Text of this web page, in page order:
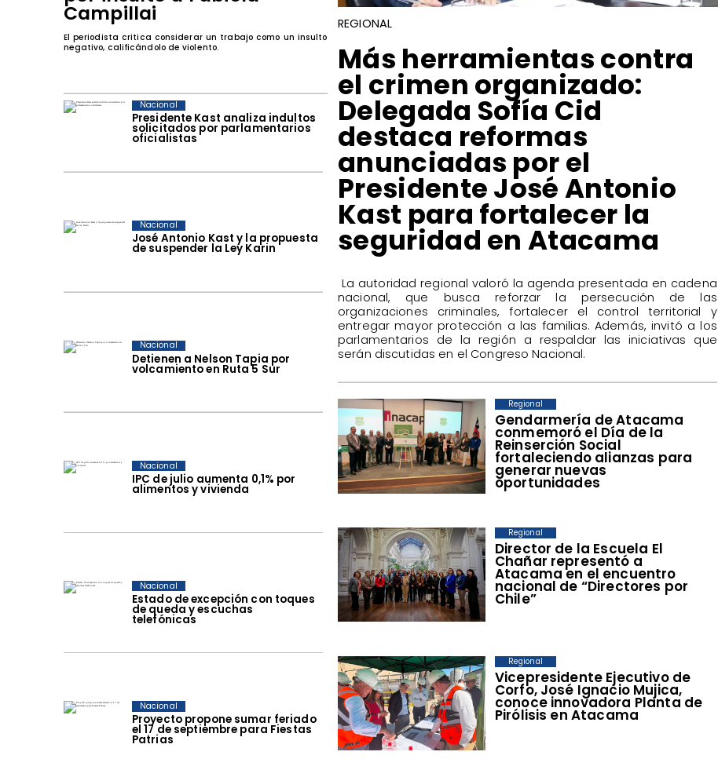
Presidente Kast analiza indultos
solicitados por parlamentarios
oficialistas
Nacional
José Antonio Kast y la propuesta
de suspender la Ley Karin
Nacional
Detienen a Nelson Tapia por
volcamiento en Ruta 5 Sur
Nacional
IPC de julio aumenta 0,1% por
alimentos y vivienda
Nacional
Estado de excepción con toques
de queda y escuchas
telefónicas
Nacional
Proyecto propone sumar feriado
el 17 de septiembre para Fiestas
Patrias
Nacional
​Gendarmería de Atacama
conmemoró el Día de la
Reinserción Social
fortaleciendo alianzas para
generar nuevas
oportunidades
Regional
​Director de la Escuela El
Chañar representó a
Atacama en el encuentro
nacional de “Directores por
Chile”
Regional
​Vicepresidente Ejecutivo de
Corfo, José Ignacio Mujica,
conoce innovadora Planta de
Pirólisis en Atacama
Regional
Campillai
El periodista critica considerar un trabajo como un insulto
negativo, calificándolo de violento.
REGIONAL
​Más herramientas contra
el crimen organizado:
Delegada Sofía Cid
destaca reformas
anunciadas por el
Presidente José Antonio
Kast para fortalecer la
seguridad en Atacama
​ La autoridad regional valoró la agenda presentada en cadena
nacional, que busca reforzar la persecución de las
organizaciones criminales, fortalecer el control territorial y
entregar mayor protección a las familias. Además, invitó a los
parlamentarios de la región a respaldar las iniciativas que
serán discutidas en el Congreso Nacional.